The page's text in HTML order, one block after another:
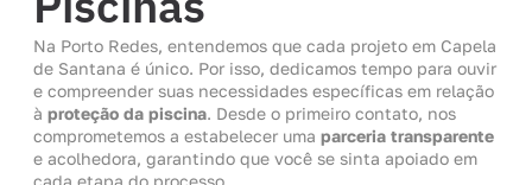
Na Porto Redes, entendemos que cada projeto em Capela
de Santana é único. Por isso, dedicamos tempo para ouvir
e compreender suas necessidades específicas em relação
à proteção da piscina. Desde o primeiro contato, nos
comprometemos a estabelecer uma parceria transparente
e acolhedora, garantindo que você se sinta apoiado em
cada etapa do processo.